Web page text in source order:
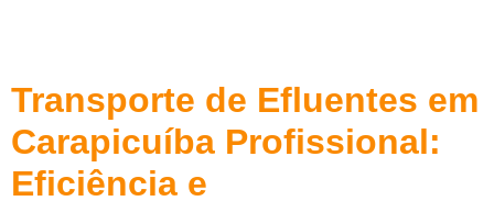
Transporte de Efluentes em
Carapicuíba Profissional:
Eficiência e